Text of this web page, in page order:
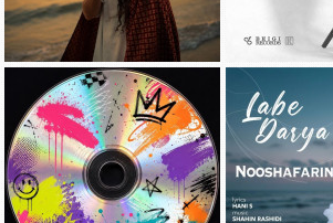
دانلود آهنگ جديد امیر عظیمی به نام
دختر بندر
بیگی به نام بد